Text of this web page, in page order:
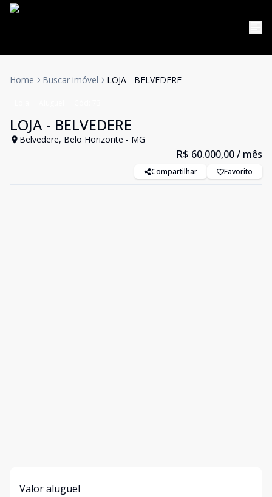
Home Buscar imóvel LOJA - BELVEDERE
LOJA - BELVEDERE
Belvedere, Belo Horizonte - MG
R$ 60.000,00/ mês
Compartilhar Favorito
Valor aluguel